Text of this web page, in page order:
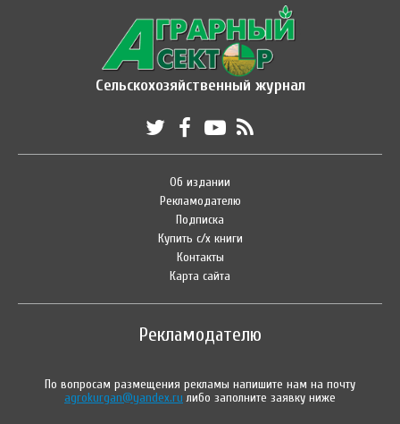
Сельскохозяйственный журнал
Об издании
Рекламодателю
Подписка
Купить с/х книги
Контакты
Карта сайта
Рекламодателю
По вопросам размещения рекламы напишите нам на почту
agrokurgan@yandex.ru либо заполните заявку ниже